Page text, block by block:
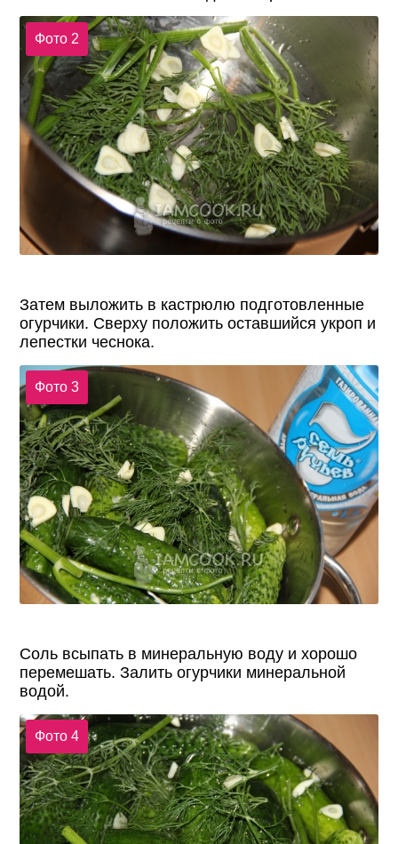
Фото 2
Затем выложить в кастрюлю подготовленные
огурчики. Сверху положить оставшийся укроп и
лепестки чеснока.
Фото 3
Соль всыпать в минеральную воду и хорошо
перемешать. Залить огурчики минеральной
водой.
Фото 4